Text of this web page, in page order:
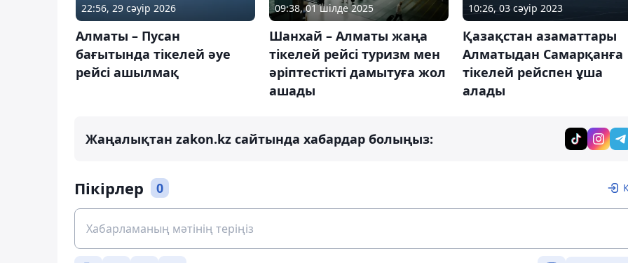
22:56, 29 сәуір 2026
Алматы – Пусан
бағытында тікелей әуе
рейсі ашылмақ
09:38, 01 шілде 2025
Шанхай – Алматы жаңа
тікелей рейсі туризм мен
әріптестікті дамытуға жол
ашады
10:26, 03 сәуір 2023
Қазақстан азаматтары
Алматыдан Самарқанға
тікелей рейспен ұша
алады
Жаңалықтан zakon.kz сайтында хабардар болыңыз:
Пікірлер 0